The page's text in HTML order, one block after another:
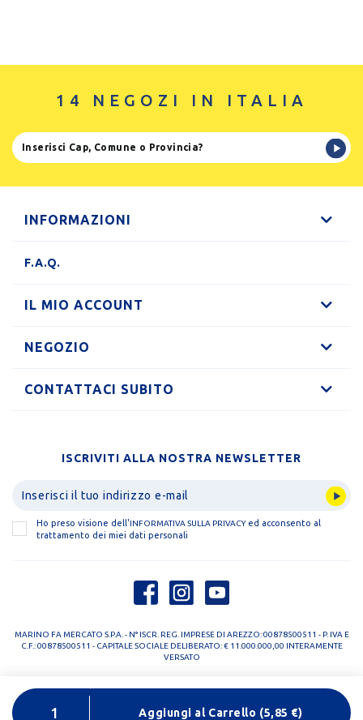
Aggiungi al Carrello (5,85 €)
14 NEGOZI IN ITALIA
INFORMAZIONI
F.A.Q.
IL MIO ACCOUNT
NEGOZIO
CONTATTACI SUBITO
ISCRIVITI ALLA NOSTRA NEWSLETTER
Ho preso visione dell'INFORMATIVA SULLA PRIVACYed acconsento al
trattamento dei miei dati personali
MARINO FA MERCATO S.P.A. - N° ISCR. REG. IMPRESE DI AREZZO: 00878500511 - P. IVA E
C.F.: 00878500511 - CAPITALE SOCIALE DELIBERATO: € 11.000.000,00 INTERAMENTE
VERSATO
PRIVACY POLICY COOKIE POLICY